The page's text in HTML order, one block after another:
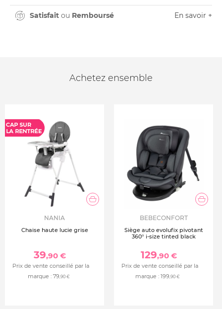
Satisfait ou Remboursé En savoir +
Achetez ensemble
NANIA
Chaise haute lucie grise
39,90 €
Prix de vente conseillé par la
marque : 79,90 €
BEBECONFORT
Siège auto evolufix pivotant
360° i-size tinted black
129,90 €
Prix de vente conseillé par la
marque : 199,90 €